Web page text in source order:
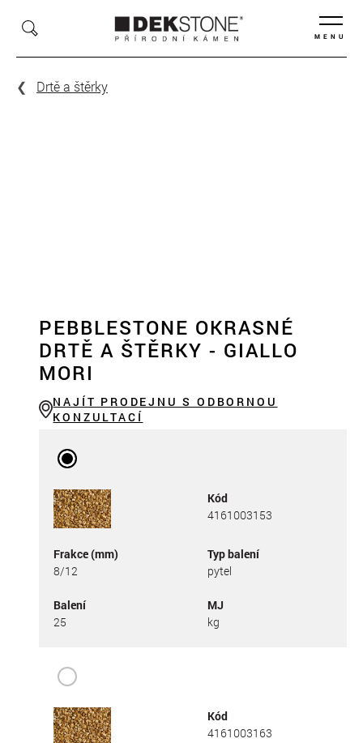
MENU
Drtě a štěrky
PEBBLESTONE OKRASNÉ
DRTĚ A ŠTĚRKY - GIALLO
MORI
NAJÍT PRODEJNU S ODBORNOU
KONZULTACÍ
Kód
4161003153
Frakce (mm)
8/12
Typ balení
pytel
Balení
25
MJ
kg
Kód
4161003163